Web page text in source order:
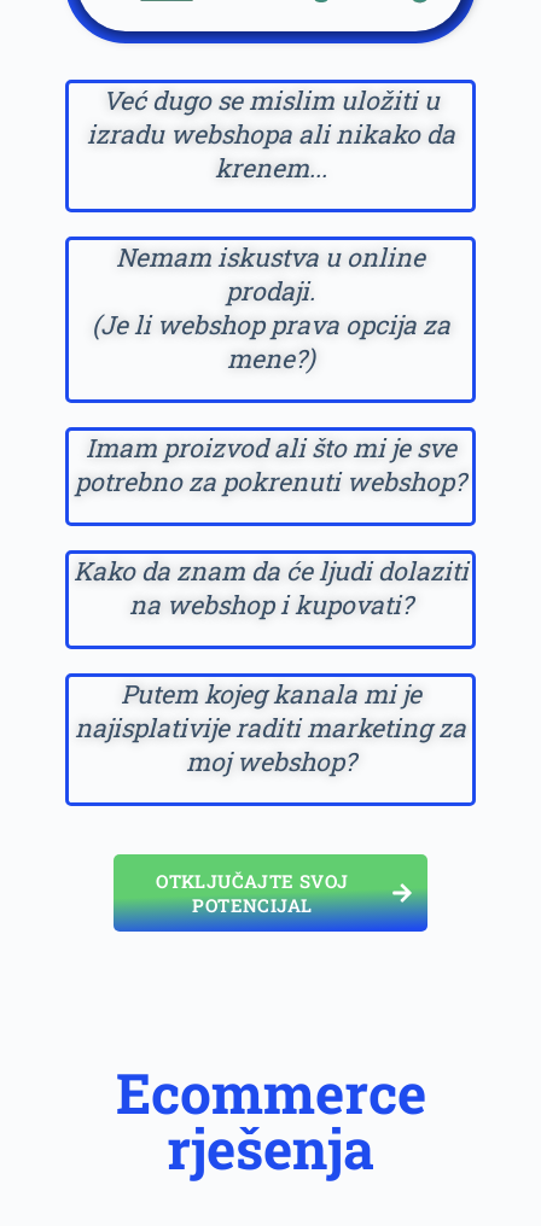
Već dugo se mislim uložiti u
izradu webshopa ali nikako da
krenem...
Nemam iskustva u online
prodaji.
(Je li webshop prava opcija za
mene?)
Imam proizvod ali što mi je sve
potrebno za pokrenuti webshop?
Kako da znam da će ljudi dolaziti
na webshop i kupovati?
Putem kojeg kanala mi je
najisplativije raditi marketing za
moj webshop?
OTKLJUČAJTE SVOJ
POTENCIJAL
Ecommerce
rješenja